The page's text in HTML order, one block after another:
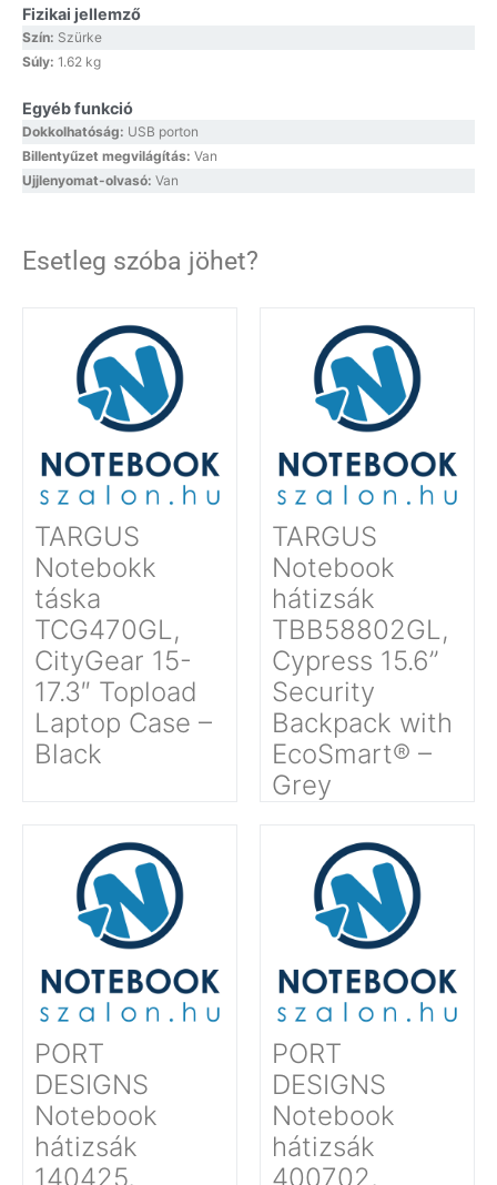
Fizikai jellemző
Szín: Szürke
Súly: 1.62 kg
Egyéb funkció
Dokkolhatóság: USB porton
Billentyűzet megvilágítás: Van
Ujjlenyomat-olvasó: Van
Esetleg szóba jöhet?
TARGUS
Notebokk
táska
TCG470GL,
CityGear 15-
17.3″ Topload
Laptop Case –
Black
TARGUS
Notebook
hátizsák
TBB58802GL,
Cypress 15.6”
Security
Backpack with
EcoSmart® –
Grey
PORT
DESIGNS
Notebook
hátizsák
140425,
PORT
DESIGNS
Notebook
hátizsák
400702,